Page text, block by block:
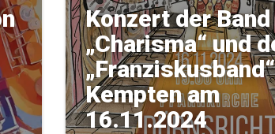
Konzert der Band
„Charisma“ und
Kempten am
16.11.2024